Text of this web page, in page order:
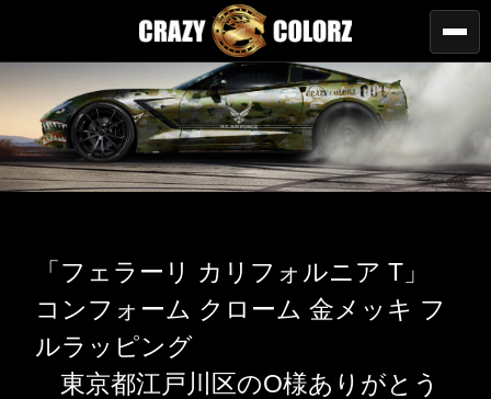
「フェラーリ カリフォルニア T」
コンフォーム クローム 金メッキ フ
ルラッピング
東京都江戸川区のO様ありがとう